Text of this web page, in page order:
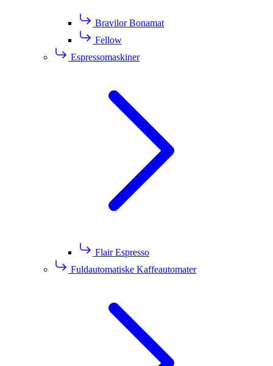
Bravilor Bonamat
Fellow
Espressomaskiner
Flair Espresso
Fuldautomatiske Kaffeautomater